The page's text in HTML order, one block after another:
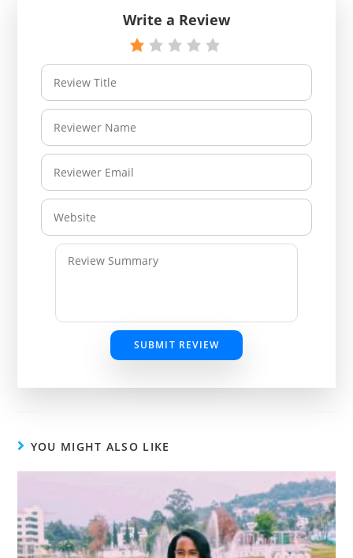
Write a Review
SUBMIT REVIEW
YOU MIGHT ALSO LIKE